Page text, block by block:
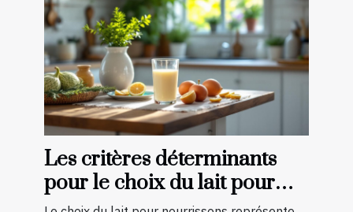
Les critères déterminants
pour le choix du lait pour